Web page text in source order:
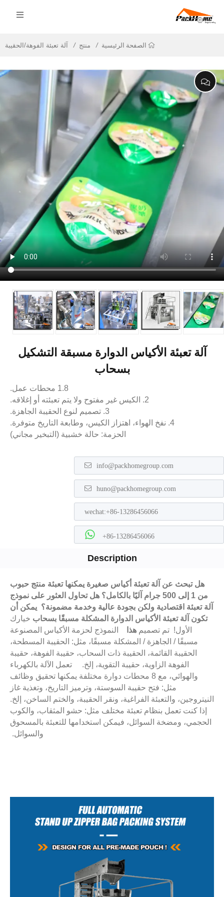
الصفحة الرئيسية منتج آلة تعبئة الفوهة/الحقيبة
آلة تعبئة الأكياس الدوارة مسبقة التشكيل
بسحاب
1.8 محطات عمل.
2. الكيس غير مفتوح ولا يتم تعبئته أو إغلاقه.
3. تصميم لنوع الحقيبة الجاهزة.
4. نفخ الهواء، اهتزاز الكيس، وطابعة التاريخ متوفرة.
الحزمة: حالة خشبية (التبخير مجاني)
info@packhomegroup.com
huno@packhomegroup.com
wechat:+86-13286456066
+86-13286456066
Description
هل تبحث عن آلة تعبئة أكياس صغيرة يمكنها تعبئة منتج حبوب
من 1 إلى 500 جرام آليًا بالكامل؟ هل تحاول العثور على نموذج
آلة تعبئة اقتصادية ولكن بجودة عالية وخدمة مضمونة؟ يمكن أن
تكون آلة تعبئة الأكياس الدوارة المشكلة مسبقًا بسحاب خيارك
الأول! تم تصميم هذا
النموذج لحزمة الأكياس المصنوعة
مسبقًا / الجاهزة / المشكلة مسبقًا، مثل: الحقيبة المسطحة،
الحقيبة القائمة، الحقيبة ذات السحاب، حقيبة الفوهة، حقيبة
الفوهة الزاوية، حقيبة التقوية، إلخ. تعمل الآلة بالكهرباء
والهوائي، مع 8 محطات دوارة مختلفة يمكنها تحقيق وظائف
مثل: فتح حقيبة السوستة، وترميز التاريخ، وتغذية غاز
النيتروجين، والتعبئة الفراغية، ونقر الحقيبة، والختم الساخن، إلخ.
إذا كنت تعمل بنظام تعبئة مختلف مثل: حشو المثقاب، والكوب
الحجمي، ومضخة السوائل، فيمكن استخدامها للتعبئة بالمسحوق
والسوائل.